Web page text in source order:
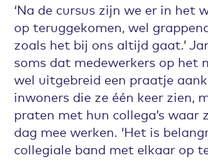
‘Na de cursus zijn we er in het
op teruggekomen, wel
zoals het bij ons altijd gaat.’
soms dat medewerkers op het
wel uitgebreid een praatje
inwoners die ze één keer zien,
praten met hun collega’s waar
dag mee werken. ‘Het is
collegiale band met elkaar op